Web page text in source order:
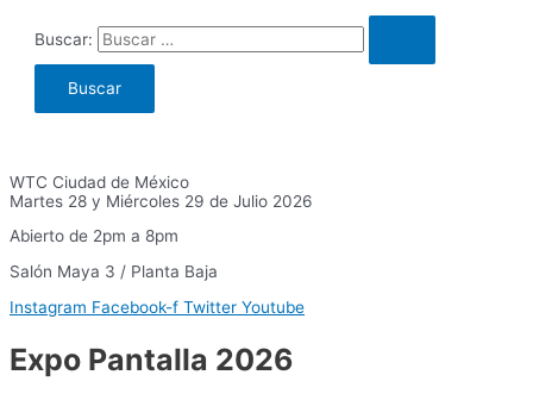
Buscar:
WTC Ciudad de México
Martes 28 y Miércoles 29 de Julio 2026
Abierto de 2pm a 8pm
Salón Maya 3 / Planta Baja
Instagram Facebook-f Twitter Youtube
Expo Pantalla 2026